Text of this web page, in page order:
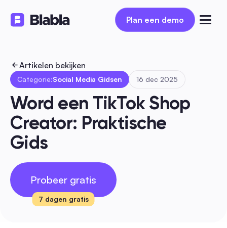
Plan een demo
Plan een demo
Artikelen bekijken
Categorie:Social Media Gidsen 16 dec 2025
Word een TikTok Shop
Creator: Praktische
Gids
Probeer gratis
7 dagen gratis